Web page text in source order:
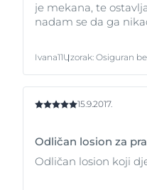
je mekana, te
nadam se da ga
Ivana11Uzorak: Osiguran
15.9.2017.
Odličan losion za
Odličan losion koji